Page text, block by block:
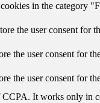
in the category
the user consent for
the user consent for
the user consent for
CCPA. It works only in